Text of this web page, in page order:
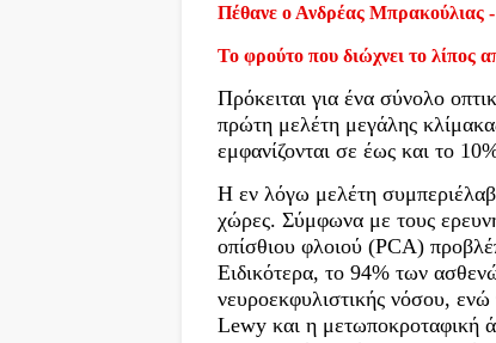
Πέθανε ο Ανδρέας Μπρακούλιας
Το φρούτο που διώχνει το λίπος
Πρόκειται για ένα σύνολο
πρώτη μελέτη μεγάλης
εμφανίζονται σε έως και το
Η εν λόγω μελέτη
χώρες. Σύμφωνα με τους
οπίσθιου φλοιού (PCA)
Ειδικότερα, το 94% των
νευροεκφυλιστικής νόσου,
Lewy και η μετωποκροταφική